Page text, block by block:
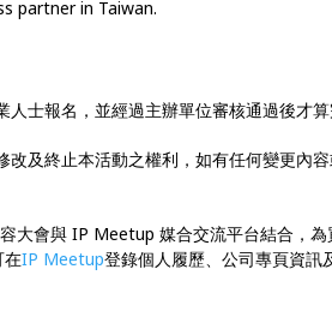
partner in Taiwan.
人士報名，並經過主辦單位審核通過後才算
改及終止本活動之權利，如有任何變更內
大會與 IP Meetup 媒合交流平台結合，
在IP Meetup登錄個人履歷、公司專頁資訊